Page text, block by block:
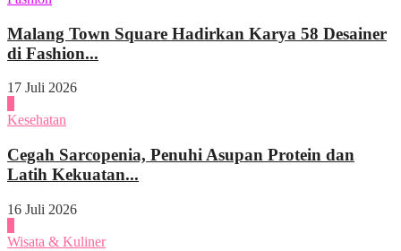
Malang Town Square Hadirkan Karya 58 Desainer
di Fashion...
17 Juli 2026
Kesehatan
Cegah Sarcopenia, Penuhi Asupan Protein dan
Latih Kekuatan...
16 Juli 2026
Wisata & Kuliner